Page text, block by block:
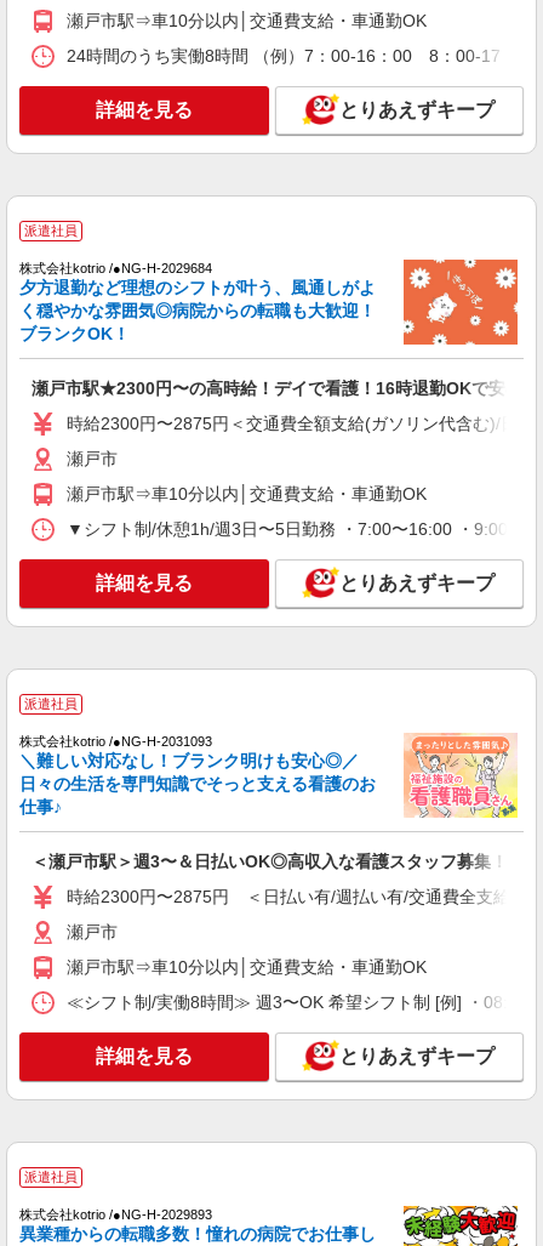
瀬戸市駅⇒車10分以内│交通費支給・車通勤OK
24時間のうち実働8時間 （例）7：00-16：00 8：00-17：
詳細を見る とりあえずキープ
派遣社員
株式会社kotrio /●NG-H-2029684
夕方退勤など理想のシフトが叶う、風通しがよ
く穏やかな雰囲気◎病院からの転職も大歓迎！
ブランクOK！
瀬戸市駅★2300円〜の高時給！デイで看護！16時退勤OKで安心
時給2300円〜2875円＜交通費全額支給(ガソリン代含む)/日払
瀬戸市
瀬戸市駅⇒車10分以内│交通費支給・車通勤OK
▼シフト制/休憩1h/週3日〜5日勤務 ・7:00〜16:00 ・9:00〜
詳細を見る とりあえずキープ
派遣社員
株式会社kotrio /●NG-H-2031093
＼難しい対応なし！ブランク明けも安心◎／
日々の生活を専門知識でそっと支える看護のお
仕事♪
＜瀬戸市駅＞週3〜＆日払いOK◎高収入な看護スタッフ募集！
時給2300円〜2875円 ＜日払い有/週払い有/交通費全支給(ガ
瀬戸市
瀬戸市駅⇒車10分以内│交通費支給・車通勤OK
≪シフト制/実働8時間≫ 週3〜OK 希望シフト制 [例] ・
詳細を見る とりあえずキープ
派遣社員
株式会社kotrio /●NG-H-2029893
異業種からの転職多数！憧れの病院でお仕事し